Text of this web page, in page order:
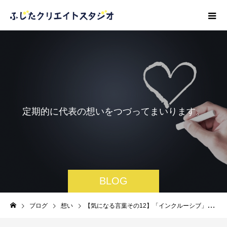
BLOG
定期的に代表の想いをつづって ま いり ま す。
ブログ 想い 【気になる言葉その12】「インクルーシブ」の波が来ている？